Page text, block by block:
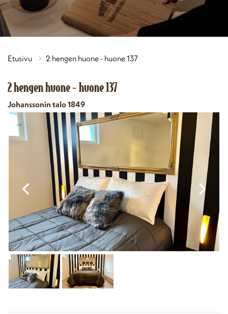
Etusivu 2 hengen huone - huone 137
2 hengen huone - huone 137
Johanssonin talo 1849